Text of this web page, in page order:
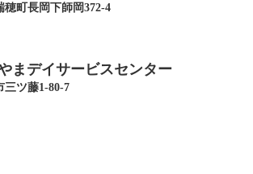
町長岡下師岡372-4
まデイサービスセンター
三ツ藤1-80-7